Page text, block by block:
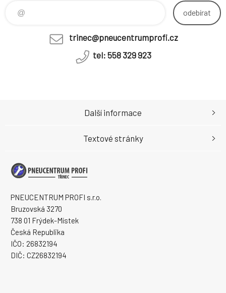
odebírat
trinec@pneucentrumprofi.cz
tel: 558 329 923
PNEUCENTRUM PROFI s.r.o.
Bruzovská 3270
738 01 Frýdek-Místek
Česká Republika
IČO: 26832194
DIČ: CZ26832194
Další informace
Textové stránky